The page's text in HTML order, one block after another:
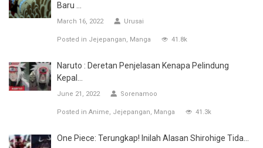
Baru ...
March 16, 2022 Urusai
Posted in Jejepangan Manga 41.8k
Naruto : Deretan Penjelasan Kenapa Pelindung
Kepal...
June 21, 2022 Sorenamoo
Posted in Anime Jejepangan Manga 41.3k
One Piece: Terungkap! Inilah Alasan Shirohige Tida...